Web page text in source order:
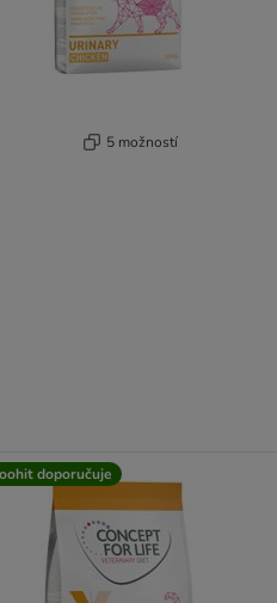
5 možností
doporučuje